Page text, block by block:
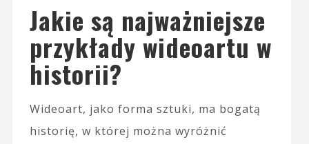
Jakie są najważniejsze
przykłady wideoartu w
historii?
Wideoart, jako forma sztuki, ma bogatą
historię, w której można wyróżnić